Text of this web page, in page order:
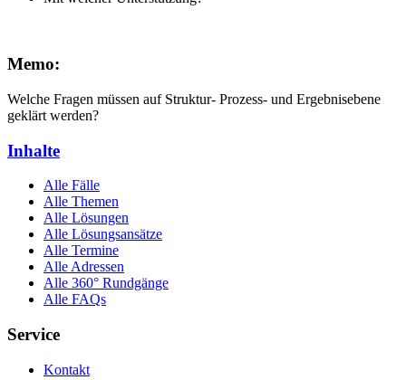
Memo:
Welche Fragen müssen auf Struktur- Prozess- und Ergebnisebene
geklärt werden?
Inhalte
Alle Fälle
Alle Themen
Alle Lösungen
Alle Lösungsansätze
Alle Termine
Alle Adressen
Alle 360° Rundgänge
Alle FAQs
Service
Kontakt